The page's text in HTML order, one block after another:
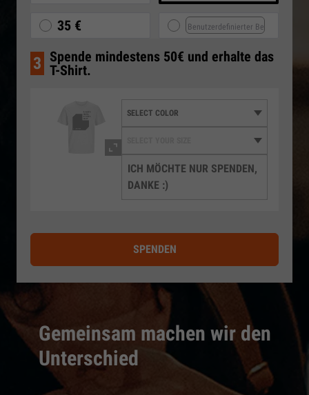
Gemeinsam machen wir den
Unterschied
35 €
3 Spende mindestens 50€ und erhalte das
T-Shirt.
ICH MÖCHTE NUR SPENDEN,
DANKE :)
SPENDEN